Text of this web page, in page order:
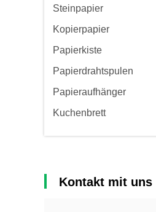
Steinpapier
Kopierpapier
Papierkiste
Papierdrahtspulen
Papieraufhänger
Kuchenbrett
Kontakt mit uns